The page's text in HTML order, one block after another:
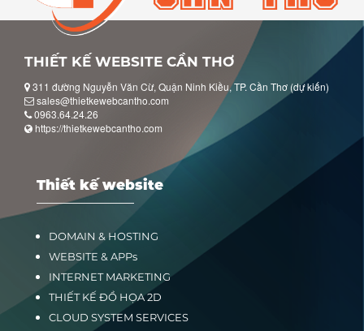
THIẾT KẾ WEBSITE CẦN THƠ
311 đường Nguyễn Văn Cừ, Quận Ninh Kiều, TP. Cần Thơ (dự kiến)
sales@thietkewebcantho.com
0963.64.24.26
https://thietkewebcantho.com
Thiết kế website
DOMAIN & HOSTING
WEBSITE & APPs
INTERNET MARKETING
THIẾT KẾ ĐỒ HỌA 2D
CLOUD SYSTEM SERVICES